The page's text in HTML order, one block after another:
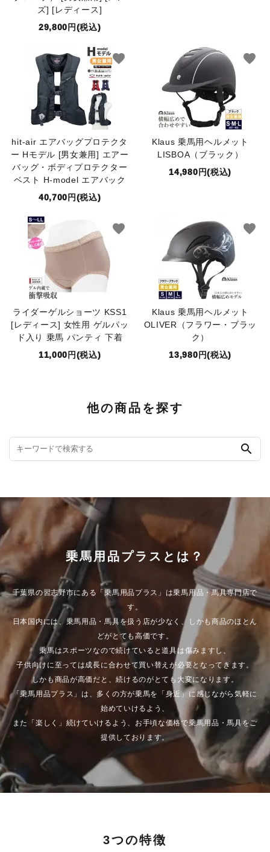
ズ] [レディース]
29,800円(税込)
hit-air エアバッグプロテクタ
ー Hモデル [男女兼用] エアー
バッグ・ボディプロテクター
ベスト H-model エアバック
40,700円(税込)
favorite
Klaus 乗馬用ヘルメット
LISBOA（ブラック）
14,980円(税込)
favorite
ライダーゲルショーツ KSS1
[レディース] 女性用 ゲルパッ
ド入り 乗馬 パンティ 下着
11,000円(税込)
favorite
Klaus 乗馬用ヘルメット
OLIVER（フラワー・ブラッ
ク）
13,980円(税込)
favorite
他の商品を探す
search
乗馬用品プラスとは？
千葉県の習志野市にある「乗馬用品プラス」は乗馬用品・馬具専門店で
す。
日本国内には、乗馬用品・馬具を扱う店が少なく、しかも商品のほとん
どがとても高価です。
乗馬はスポーツなので続けていると道具は傷みますし、
子供向けに至っては成長に合わせて買い替えが必要となってきます。
しかも商品が高価だと、続けるのがとても大変になります。
「乗馬用品プラス」は、多くの方が乗馬を「身近」に感じながら気軽に
始めていけるよう、
また「楽しく」続けていけるよう、お手頃な価格で乗馬用品・馬具をご
提供しております。
3つの特徴